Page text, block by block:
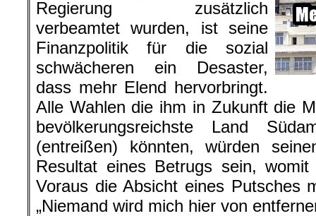
Regierung zusätzlich
verbeamtet wurden, ist seine
Finanzpolitik für die sozial
schwächeren ein Desaster,
dass mehr Elend hervorbringt.
Alle Wahlen die ihm in Zukunft die
bevölkerungsreichste Land
(entreißen) könnten, würden
Resultat eines Betrugs sein,
Voraus die Absicht eines Putsches
„Niemand wird mich hier von